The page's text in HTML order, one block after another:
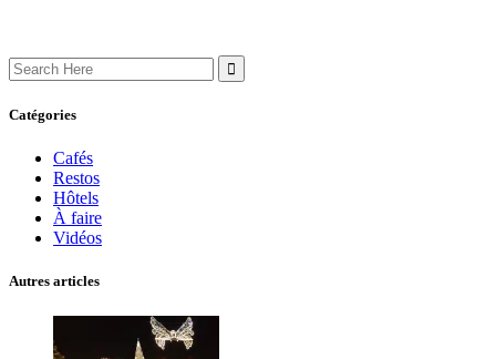
Search
for:
Catégories
Cafés
Restos
Hôtels
À faire
Vidéos
Autres articles